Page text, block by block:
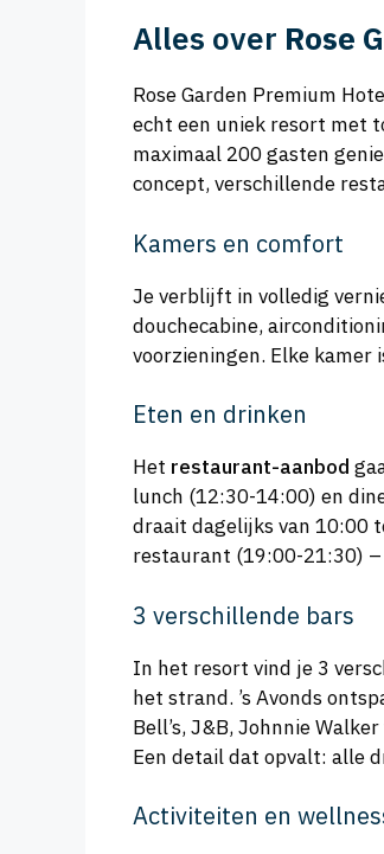
Alles over Rose
Rose Garden Premium
echt een uniek resort met
maximaal 200 gasten
concept, verschillende
Kamers en comfort
Je verblijft in volledig
douchecabine,
voorzieningen. Elke
Eten en drinken
Het restaurant-aanbod
lunch (12:30-14:00) en
draait dagelijks van 10:00
restaurant (19:00-21:30)
3 verschillende bars
In het resort vind je 3
het strand. ’s Avonds
Bell’s, J&B, Johnnie
Een detail dat opvalt: alle
Activiteiten en